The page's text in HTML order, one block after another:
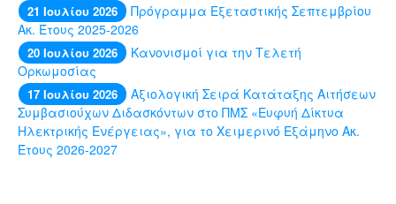
21 Ιουλίου 2026
Πρόγραμμα Εξεταστικής Σεπτεμβρίου
Ακ. Έτους 2025-2026
20 Ιουλίου 2026
Κανονισμοί για την Τελετή
Ορκωμοσίας
17 Ιουλίου 2026
Αξιολογική Σειρά Κατάταξης Αιτήσεων
Συμβασιούχων Διδασκόντων στο ΠΜΣ «Ευφυή Δίκτυα
Ηλεκτρικής Ενέργειας», για το Χειμερινό Εξάμηνο Ακ.
Έτους 2026-2027